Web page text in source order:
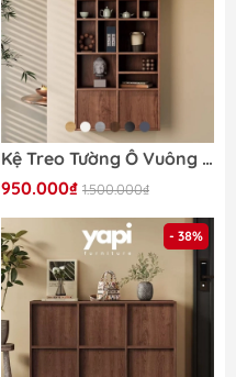
Kệ Treo Tường Ô Vuông Nhiều Ngăn Decor Phòng Khách 80x25x120cm Yapi-KTT001
950.000₫ 1.500.000₫
- 38%